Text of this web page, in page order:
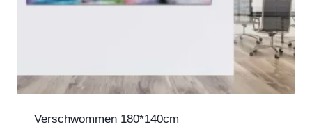
Verschwommen 180*140cm